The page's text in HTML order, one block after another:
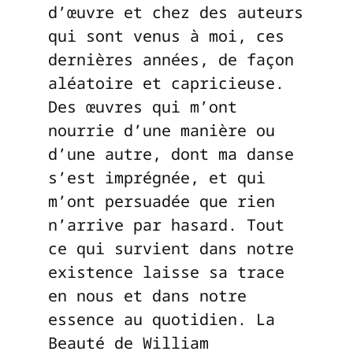
d’œuvre et chez des auteurs
qui sont venus à moi, ces
dernières années, de façon
aléatoire et capricieuse.
Des œuvres qui m’ont
nourrie d’une manière ou
d’une autre, dont ma danse
s’est imprégnée, et qui
m’ont persuadée que rien
n’arrive par hasard. Tout
ce qui survient dans notre
existence laisse sa trace
en nous et dans notre
essence au quotidien. La
Beauté de William